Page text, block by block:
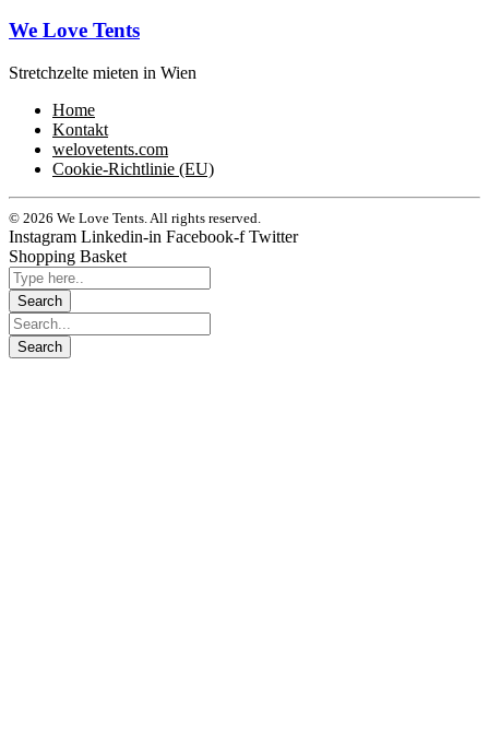
We Love Tents
Stretchzelte mieten in Wien
Home
Kontakt
welovetents.com
Cookie-Richtlinie (EU)
© 2026 We Love Tents. All rights reserved.
Instagram Linkedin-in Facebook-f Twitter
Shopping Basket